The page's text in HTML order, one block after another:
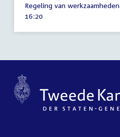
juni
2026
Regeling van werkzaamheden
Tijd
16:20